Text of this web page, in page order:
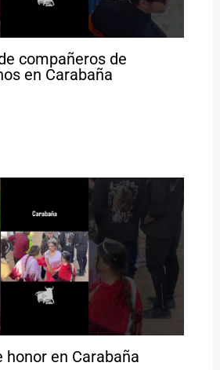
compañeros de
en Carabaña
honor en Carabaña